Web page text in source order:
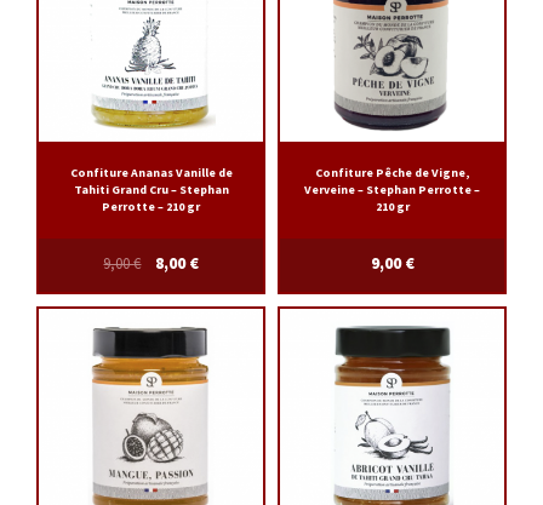
Confiture Ananas Vanille de
Tahiti Grand Cru – Stephan
Perrotte – 210 gr
9,00€ 8,00€
Confiture Pêche de Vigne,
Verveine – Stephan Perrotte –
210 gr
9,00€